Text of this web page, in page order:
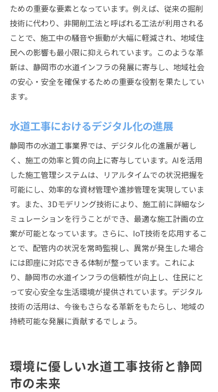
ための重要な要素となっています。例えば、従来の掘削
技術に代わり、非開削工法と呼ばれる工法が利用される
ことで、施工中の騒音や振動が大幅に軽減され、地域住
民への影響も最小限に抑えられています。このような革
新は、静岡市の水道インフラの発展に寄与し、地域社会
の安心・安全を確保するための重要な役割を果たしてい
ます。
水道工事におけるデジタル化の進展
静岡市の水道工事業界では、デジタル化の進展が著し
く、施工の効率と質の向上に寄与しています。AIを活用
した施工管理システムは、リアルタイムでの状況把握を
可能にし、効率的な資材管理や進捗管理を実現していま
す。また、3Dモデリング技術により、施工前に詳細なシ
ミュレーションを行うことができ、最適な施工計画の立
案が可能となっています。さらに、IoT技術を応用するこ
とで、配管内の状況を常時監視し、異常が発生した場合
には即座に対応できる体制が整っています。これによ
り、静岡市の水道インフラの信頼性が向上し、住民にと
って安心安全な生活環境が提供されています。デジタル
技術の活用は、今後もさらなる革新をもたらし、地域の
持続可能な発展に貢献するでしょう。
環境に優しい水道工事技術と静岡
市の未来